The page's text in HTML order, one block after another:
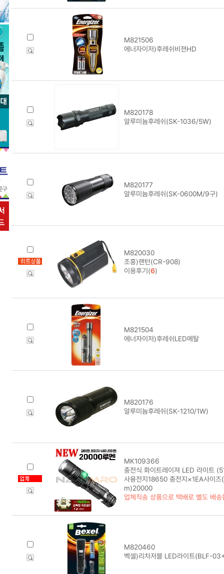
M821506
에너자이저)후레쉬비젼HD
M820178
알루미늄후레쉬(SK-1036/5W)
M820177
알루미늄후레쉬(SK-0600M/9구)
M820030
조흥)랜턴(CR-908)
이용후기(6)
M821504
에너자이저)후레쉬LED메탈
M820176
알루미늄후레쉬(SK-1210/1W)
MK109366
충전식 화이트레이져 LED 라이트
사용전지18650 충전지×1EA사이
m)20000
업체직송 상품으로 택배로 별도 배송
M820460
벡셀)리차저블 LED라이트(BLF-